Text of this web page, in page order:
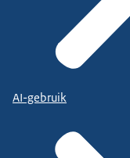
AI-gebruik